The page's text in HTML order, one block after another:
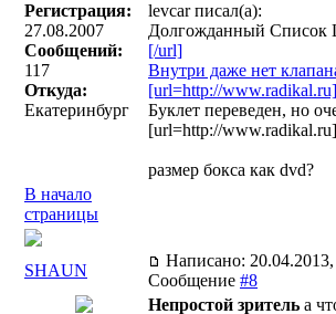
Регистрация:
27.08.2007
Сообщений:
117
Откуда:
Екатеринбург
levcar писал(a):
Долгожданный Список
[/url]
Внутри даже нет
[url=http://www.radikal.ru]
Буклет переведен, но
[url=http://
размер бокса как dvd?
В начало
страницы
SHAUN
Написано:
Сообщение #8
Непростой зритель а